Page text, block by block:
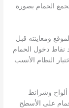
الحمام بصورة
ومعاينته قبل
نقاط دخول الحمام
النظام الأنسب
وشرائط
على الأسطح